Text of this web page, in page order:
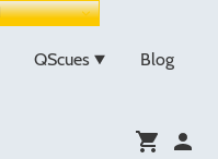
QScues Blog